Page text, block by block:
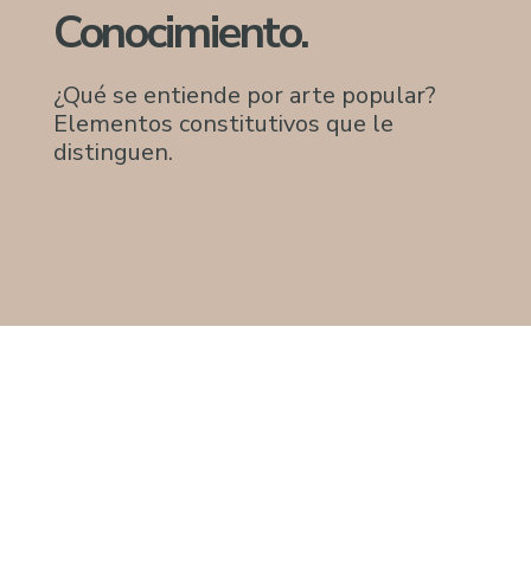
Conocimiento.
¿Qué se entiende por arte popular?
Elementos constitutivos que le
distinguen.